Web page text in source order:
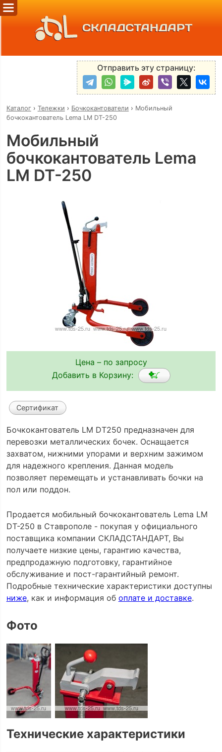
СКЛАДСТАНДАРТ
Отправить эту страницу:
Каталог› Тележки › Бочкокантователи › Мобильный
бочкокантователь Lema LM DT-250
Мобильный
бочкокантователь Lema
LM DT-250
Цена – по запросу
Добавить в Корзину:
Сертификат
Бочкокантователь LM DT250 предназначен для
перевозки металлических бочек. Оснащается
захватом, нижними упорами и верхним зажимом
для надежного крепления. Данная модель
позволяет перемещать и устанавливать бочки на
пол или поддон.
Продается мобильный бочкокантователь Lema LM
DT-250 в Ставрополе - покупая у официального
поставщика компании СКЛАДСТАНДАРТ, Вы
получаете низкие цены, гарантию качества,
предпродажную подготовку, гарантийное
обслуживание и пост-гарантийный ремонт.
Подробные технические характеристики доступны
ниже, как и информация об оплате и доставке.
Фото
Технические характеристики